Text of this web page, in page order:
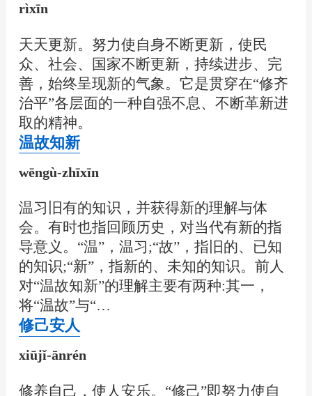
rìxīn
天天更新。努力使自身不断更新，使民
众、社会、国家不断更新，持续进步、完
善，始终呈现新的气象。它是贯穿在“修齐
治平”各层面的一种自强不息、不断革新进
取的精神。
温故知新
wēngù-zhīxīn
温习旧有的知识，并获得新的理解与体
会。有时也指回顾历史，对当代有新的指
导意义。“温”，温习;“故”，指旧的、已知
的知识;“新”，指新的、未知的知识。前人
对“温故知新”的理解主要有两种:其一，
将“温故”与“…
修己安人
xiūjǐ-ānrén
修养自己，使人安乐。“修己”即努力使自